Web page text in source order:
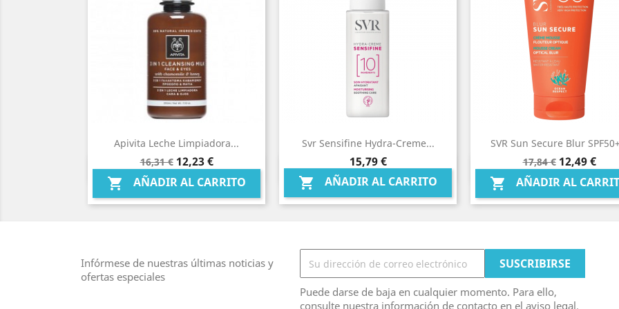
Apivita Leche Limpiadora...
Precio
base
16,31 € Precio
12,23 €
 AÑADIR AL CARRITO
Vista rápida
Svr Sensifine Hydra-Creme...
Precio
15,79 €
 AÑADIR AL CARRITO
Vista rápida
SVR Sun Secure Blur
Precio
base
17,84 € Precio
12,49 €
 AÑADIR AL
Vista rápida
Infórmese de nuestras últimas noticias y
ofertas especiales
Puede darse de baja en cualquier momento. Para ello,
consulte nuestra información de contacto en el aviso legal.